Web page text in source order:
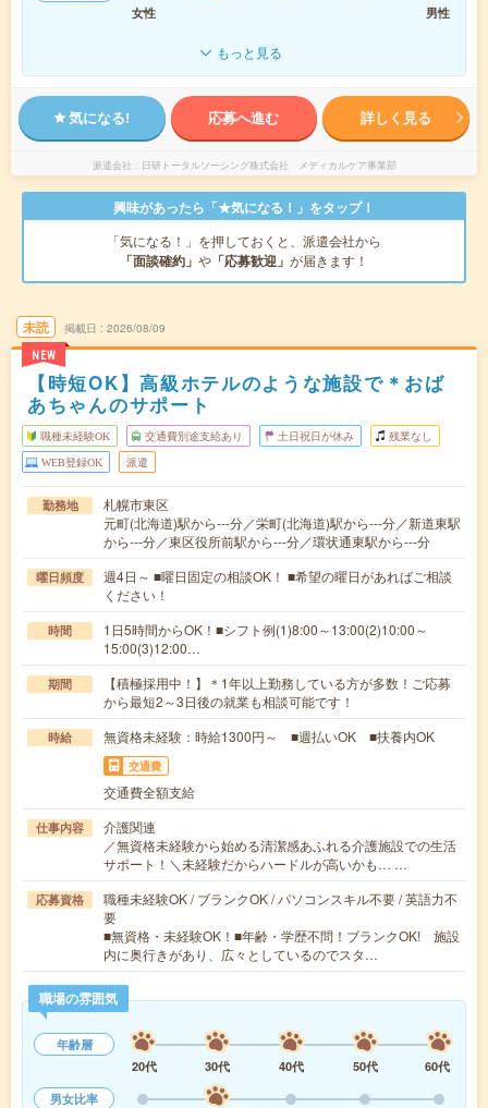
女性
男性
もっと見る
気になる! 応募へ進む 詳しく見る
派遣会社 日研トータルソーシング株式会社 メディカルケア事業部
興味があったら「★気になる！」をタップ！
「気になる！」を押しておくと、派遣会社から
「面談確約」 や 「応募歓迎」 が届きます！
未読
NEW
掲載日 2026/08/09
【時短OK】高級ホテルのような施設で＊おば
あちゃんのサポート
職種未経験OK 交通費別途支給あり 土日祝日が休み 残業なし
WEB登録OK 派遣
勤務地
札幌市東区
元町(北海道)駅から---分／栄町(北海道)駅から---分／新道東駅
から---分／東区役所前駅から---分／環状通東駅から---分
曜日頻度
週4日～ ■曜日固定の相談OK！ ■希望の曜日があればご相談
ください！
時間
1日5時間からOK！■シフト例(1)8:00～13:00(2)10:00～
15:00(3)12:00…
期間
【積極採用中！】＊1年以上勤務している方が多数！ご応募
から最短2～3日後の就業も相談可能です！
時給 無資格未経験：時給1300円～ ■週払いOK ■扶養内OK
交通費
交通費全額支給
仕事内容
介護関連
／無資格未経験から始める清潔感あふれる介護施設での生活
サポート！＼未経験だからハードルが高いかも… …
応募資格
職種未経験OK / ブランクOK / パソコンスキル不要 / 英語力不
要
■無資格・未経験OK！■年齢・学歴不問！ブランクOK! 施設
内に奥行きがあり、広々としているのでスタ…
職場の雰囲気
年齢層
20代
30代 40代 50代
60代
男女比率